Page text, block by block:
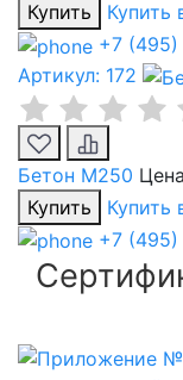
Купить
Купить
+7
Артикул: 172
Бетон М250
Купить
Купить
+7